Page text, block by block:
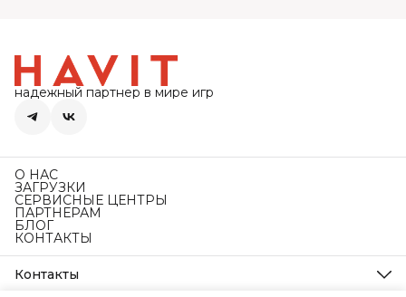
надежный партнер в мире игр
О НАС
ЗАГРУЗКИ
СЕРВИСНЫЕ ЦЕНТРЫ
ПАРТНЕРАМ
БЛОГ
КОНТАКТЫ
Контакты